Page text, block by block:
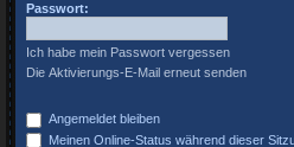
Passwort:
Ich habe mein Passwort vergessen
Die Aktivierungs-E-Mail erneut senden
Angemeldet bleiben
Meinen Online-Status während dieser